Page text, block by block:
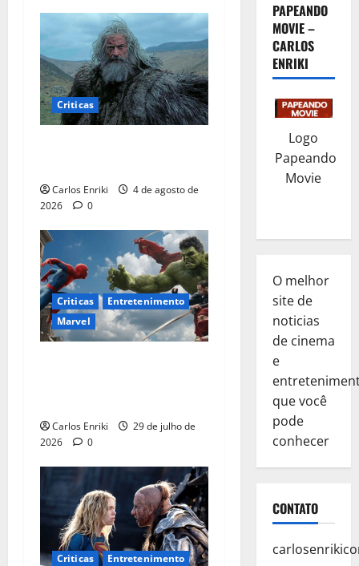
Criticas
Carlos Enriki
4 de agosto de
2026
0
Criticas
Entretenimento
Marvel
Carlos Enriki
29 de julho de
2026
0
Criticas Entretenimento
PAPEANDO
MOVIE –
CARLOS
ENRIKI
Logo
Papeando
Movie
O melhor
site de
noticias
de cinema
e
que você
pode
conhecer
CONTATO